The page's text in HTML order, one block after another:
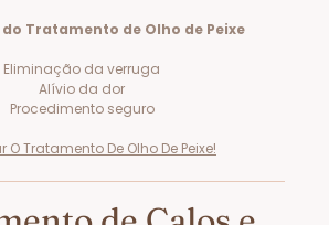
Tratamento de Olho de Peixe
Eliminação da verruga
Alívio da dor
Procedimento seguro
O Tratamento De Olho De Peixe!